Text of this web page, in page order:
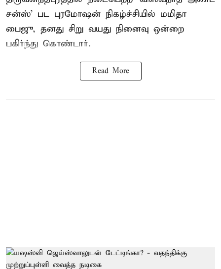
சன்ஸ்’ பட புரமோஷன் நிகழ்ச்சியில் மமிதா
பைஜு, தனது சிறு வயது நினைவு ஒன்றை
பகிர்ந்து கொண்டார்.
Read More